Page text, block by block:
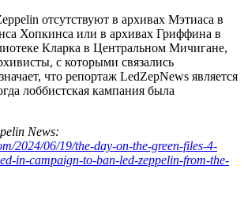
отсутствуют в архивах Мэтиаса в
Хопкинса или в архивах Гриффина в
Кларка в Центральном Мичигане,
с которыми связались
что репортаж LedZepNews является
лоббистская кампания была
News:
2024/06/19/the-day-on-the-green-files-4-
in-campaign-to-ban-led-zeppelin-from-the-